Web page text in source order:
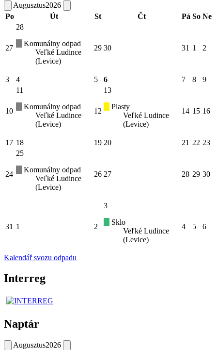
Augusztus2026
Po
Út St Čt Pá So Ne
27
28
Komunálny odpad
Veľké Ludince
(Levice)
29 30 31 1 2
3 4 5 6 7 8 9
10
11
Komunálny odpad
Veľké Ludince
(Levice)
12
13
Plasty
Veľké Ludince
(Levice)
14 15 16
17 18 19 20 21 22 23
24
25
Komunálny odpad
Veľké Ludince
(Levice)
26 27 28 29 30
31 1 2
3
Sklo
Veľké Ludince
(Levice)
4 5 6
Kalendář svozu odpadu
Interreg
Naptár
Augusztus2026